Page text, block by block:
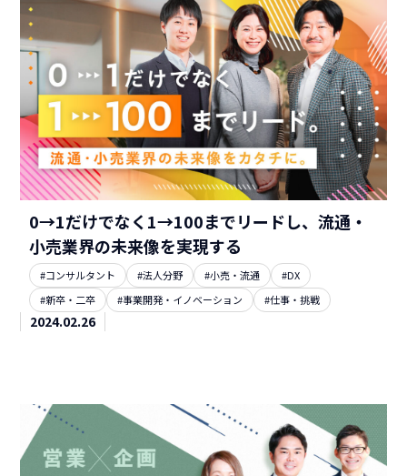
0→1だけでなく1→100までリードし、流通・
小売業界の未来像を実現する
#コンサルタント #法人分野 #小売・流通
#DX
#新卒・二卒
#事業開発・イノベーション #仕事・挑戦
2024.02.26